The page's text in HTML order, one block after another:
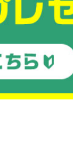
詳細を見る
おすすめ商品を